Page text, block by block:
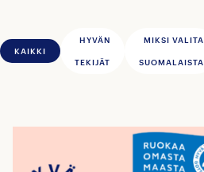
KAIKKI
HYVÄN
TEKIJÄT
MIKSI VALITA
SUOMALAISTA